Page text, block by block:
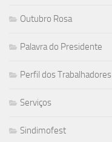
Outubro Rosa
Palavra do Presidente
Perfil dos Trabalhadores
Serviços
Sindimofest